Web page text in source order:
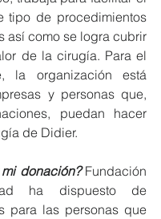
tipo de procedimientos
así como se logra cubrir
de la cirugía. Para el
la organización está
y personas que,
puedan hacer
de Didier.
donación? Fundación
ha dispuesto de
para las personas que